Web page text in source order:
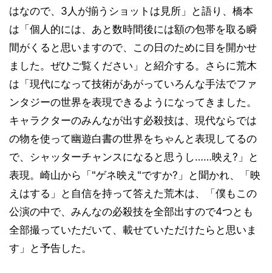
はなので、3人が揃うショットは見所」と語り、橋本
は「個人的には、あと数時間後には額の包帯を取る瞬
間がくると思いますので、この日のために目を開かせ
ました。ぜひご覧ください」と紹介する。さらに荒木
は「現代になって技術があがっていろんな手法でファ
ンタジーの世界を表現できるようになってきました。
キャラクターのみんなが出す必殺技は、現代ならでは
の物を使って幽遊白書の世界をちゃんと表現してるの
で、シャッターチャンスになると思うし……映え?」と
表現。崎山から「"ゲネ映え"ですか?」と聞かれ、「映
えはする」と自信を持って答えた荒木は、「僕もこの
公演の中で、みんなの必殺技を全部出すので4つとも
全部撮っていただいて、載せていただけたらと思いま
す」と予告した。